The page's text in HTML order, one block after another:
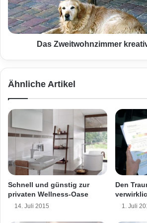
Griff. Foto: djd/
Dämmstoff
Fördermittel Plus-
F
a
s
n
e
i
t
w
i
e
k
e
a
i
v
Das Zweitwohnzimmer
Ähnliche Artikel
Schnell und günstig zur
privaten Wellness-Oase
14. Juli 2015
Den
1. Juli